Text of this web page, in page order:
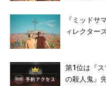
『ミッドサ
ィレクター
第1位は『
の殺人鬼』